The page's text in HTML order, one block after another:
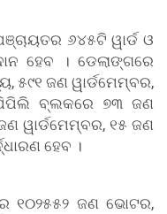
୬୪୫ଟି ୱାର୍ଡ ଓ
ହେବ । ଡେଲାଙ୍ଗରେ
୫୯୧ ଜଣ ୱାର୍ଡମେମ୍ବର,
ପିପିଲି ବ୍ଲକରେ ୭୩ ଜଣ
ୱାର୍ଡମେମ୍ବର, ୧୫ ଜଣ
ହେବ ।
୧୦୨୫୫୨ ଜଣ ଭୋଟର,